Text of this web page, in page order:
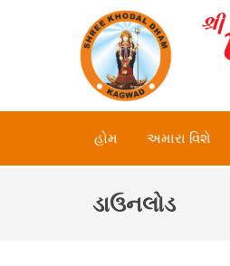
હોમ અમારા વિશે
ડાઉનલોડ